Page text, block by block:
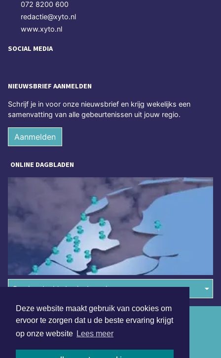
Deze website maakt gebruik van cookies om
ervoor te zorgen dat u de beste ervaring krijgt
op onze website Lees meer
072 8200 600
redactie@xyto.nl
www.xyto.nl
SOCIAL MEDIA
NIEUWSBRIEF AANMELDEN
Schrijf je in voor onze nieuwsbrief en krijg wekelijks een
samenvatting van alle gebeurtenissen uit jouw regio.
Aanmelden
ONLINE DAGBLADEN
Overige dagbladen in de regio
Algemene voorwaarden
Disclaimer